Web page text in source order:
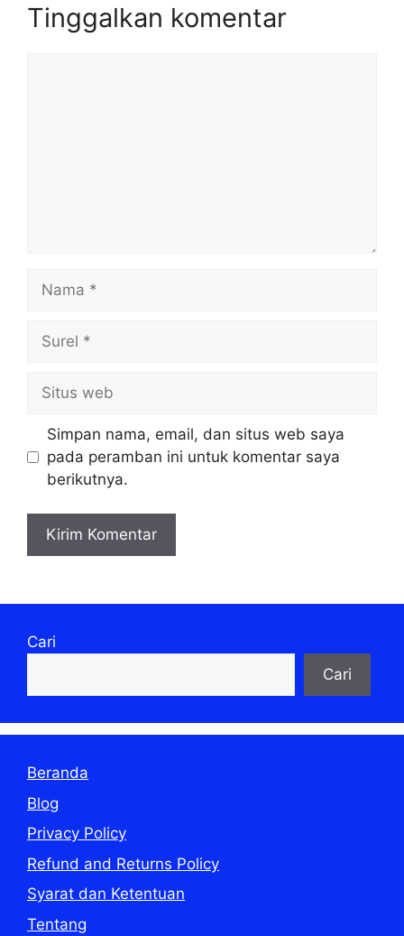
Tinggalkan komentar
web
Simpan nama, email, dan situs web saya
pada peramban ini untuk komentar saya
berikutnya.
Cari
Cari
Beranda
Blog
Privacy Policy
Refund and Returns Policy
Syarat dan Ketentuan
Tentang